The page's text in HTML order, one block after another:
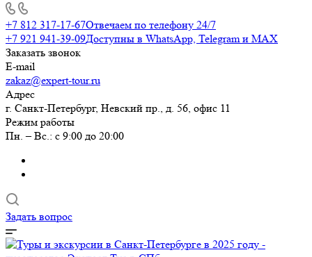
+7 812 317-17-67Отвечаем по телефону 24/7
+7 921 941-39-09Доступны в WhatsApp, Telegram и MAX
Заказать звонок
E-mail
zakaz@expert-tour.ru
Адрес
г. Санкт-Петербург, Невский пр., д. 56, офис 11
Режим работы
Пн. – Вс.: с 9:00 до 20:00
Задать вопрос